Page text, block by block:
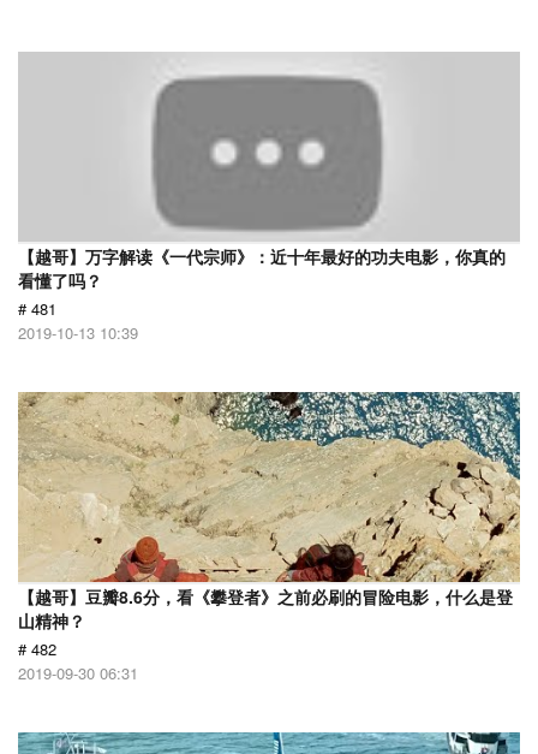
【越哥】万字解读《一代宗师》：近十年最好的功夫电影，你真的
看懂了吗？
# 481
2019-10-13 10:39
【越哥】豆瓣8.6分，看《攀登者》之前必刷的冒险电影，什么是登
山精神？
# 482
2019-09-30 06:31